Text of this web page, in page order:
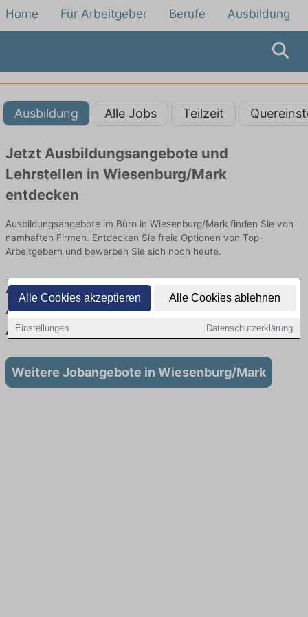
Alle Cookies akzeptieren Alle Cookies ablehnen
Einstellungen Datenschutzerklärung
Home Für Arbeitgeber Berufe Ausbildung
Ausbildung Alle Jobs Teilzeit
Jetzt Ausbildungsangebote und
Lehrstellen in Wiesenburg/Mark
entdecken
Ausbildungsangebote im Büro in Wiesenburg/Mark finden Sie von
namhaften Firmen. Entdecken Sie freie Optionen von Top-
Arbeitgebern und bewerben Sie sich noch heute.
Ausbildung in Wiesenburg/Mark im Büro:
Aktuell gibt es keine Stellenangebote für
Ausbildung in Wiesenburg/Mark
Weitere Jobangebote in Wiesenburg/Mark